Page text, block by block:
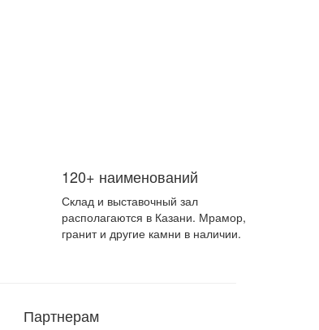
120+ наименований
Склад и выставочный зал
располагаются в Казани. Мрамор,
гранит и другие камни в наличии.
Партнерам